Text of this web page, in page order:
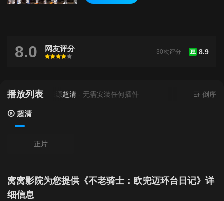
8.0 网友评分
很差
较差还行推荐力荐
豆 8.9
30次评分
播放列表
当前资源来源 超清- 无需安装任何插件 倒序
超清
正片
窝窝影院为您提供《不老骑士：欧兜迈环台日记》详
细信息